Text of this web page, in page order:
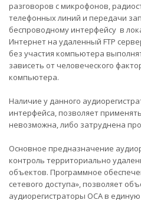
разговоров с микрофонов,
телефонных линий и передачи
беспроводному интерфейсу в
Интернет на удаленный FTP
без участия компьютера
зависеть от человеческого
компьютера.
Наличие у данного
интерфейса, позволяет
невозможна, либо затруднена
Основное предназначение
контроль территориально
объектов. Программное
сетевого доступа», позволяет
аудиорегистраторы ОСА в